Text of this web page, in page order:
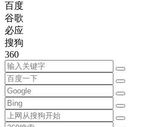
百度
谷歌
必应
搜狗
360